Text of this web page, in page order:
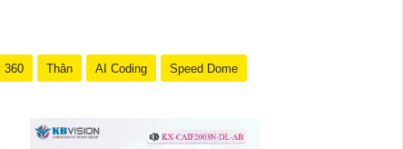
360 Thân AI Coding Speed Dome